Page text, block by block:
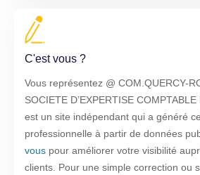
C'est vous ?
Vous représentez @ COM.QUERCY-
SOCIETE D’EXPERTISE
est un site indépendant qui a généré
professionnelle à partir de données
vous pour améliorer votre visibilité
clients. Pour une simple correction ou